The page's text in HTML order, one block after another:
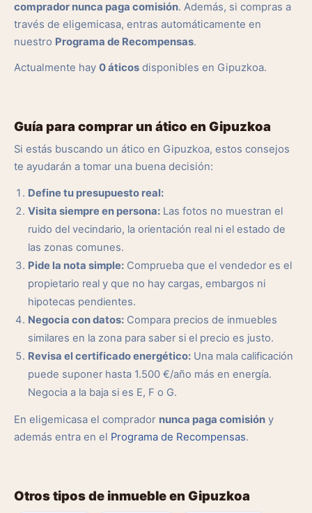
comprador nunca paga comisión. Además, si compras a
través de eligemicasa, entras automáticamente en
nuestro Programa de Recompensas.
Actualmente hay 0 áticos disponibles en Gipuzkoa.
Guía para comprar un ático en Gipuzkoa
Si estás buscando un ático en Gipuzkoa, estos consejos
te ayudarán a tomar una buena decisión:
Define tu presupuesto real:
Visita siempre en persona: Las fotos no muestran el
ruido del vecindario, la orientación real ni el estado de
las zonas comunes.
Pide la nota simple: Comprueba que el vendedor es el
propietario real y que no hay cargas, embargos ni
hipotecas pendientes.
Negocia con datos: Compara precios de inmuebles
similares en la zona para saber si el precio es justo.
Revisa el certificado energético: Una mala calificación
puede suponer hasta 1.500 €/año más en energía.
Negocia a la baja si es E, F o G.
En eligemicasa el comprador nunca paga comisión y
además entra en el Programa de Recompensas.
Otros tipos de inmueble en Gipuzkoa